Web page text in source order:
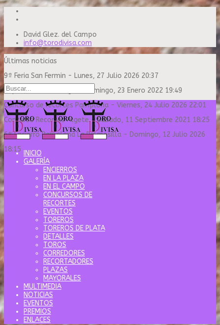
David Glez. del Campo
info@torodivisa.com
Últimas noticias
9ª Feria San Fermin - Lunes, 27 Julio 2026 20:37
Capea Sanse Domingo
Domingo, 23 Enero 2022 19:49
Concurso de recortes Pamplona - Viernes, 24 Julio 2026 22:01
Concurso Recortes Algete-Sábado, 11 Septiembre 2021 18:25
6º Encierro Pamplona La Palmosilla - Domingo, 12 Julio 2026
18:15
INICIO
GALERÍA
ENCIERROS
EN LA PLAZA
EN EL CAMPO
CONCURSOS DE
RECORTES
EVENTOS
TOREROS
TOREROS DE PLATA
DETALLES
TOROS
CORREDORES
RECORTADORES
PLAZAS
MAYORALES
MULTIMEDIA
NOTICIAS
EVENTOS
PREMIOS
ENLACES